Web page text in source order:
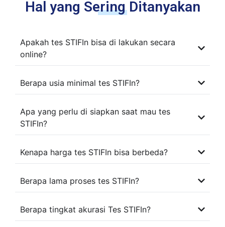
Hal yang Sering Ditanyakan
Apakah tes STIFIn bisa di lakukan secara
online?
Berapa usia minimal tes STIFIn?
Apa yang perlu di siapkan saat mau tes
STIFIn?
Kenapa harga tes STIFIn bisa berbeda?
Berapa lama proses tes STIFIn?
Berapa tingkat akurasi Tes STIFIn?